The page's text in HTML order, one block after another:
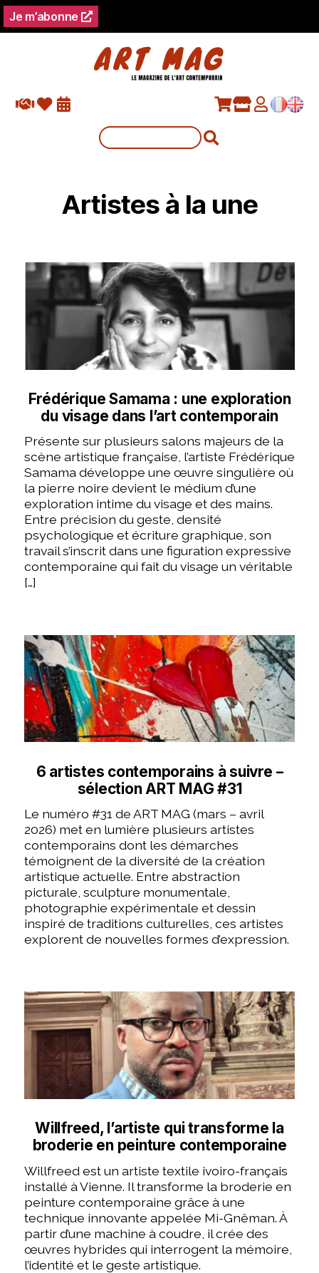
Je m’abonne
Artistes à la une
Frédérique Samama : une exploration
du visage dans l’art contemporain
Présente sur plusieurs salons majeurs de la
scène artistique française, l’artiste Frédérique
Samama développe une œuvre singulière où
la pierre noire devient le médium d’une
exploration intime du visage et des mains.
Entre précision du geste, densité
psychologique et écriture graphique, son
travail s’inscrit dans une figuration expressive
contemporaine qui fait du visage un véritable
[…]
6 artistes contemporains à suivre –
sélection ART MAG #31
Le numéro #31 de ART MAG (mars – avril
2026) met en lumière plusieurs artistes
contemporains dont les démarches
témoignent de la diversité de la création
artistique actuelle. Entre abstraction
picturale, sculpture monumentale,
photographie expérimentale et dessin
inspiré de traditions culturelles, ces artistes
explorent de nouvelles formes d’expression.
Willfreed, l’artiste qui transforme la
broderie en peinture contemporaine
Willfreed est un artiste textile ivoiro-français
installé à Vienne. Il transforme la broderie en
peinture contemporaine grâce à une
technique innovante appelée Mi-Gnêman. À
partir d’une machine à coudre, il crée des
œuvres hybrides qui interrogent la mémoire,
l’identité et le geste artistique.